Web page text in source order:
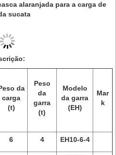
alaranjada para a carga de
sucata
da
carga
(t)
Peso
da
garra
(t)
Modelo
da garra
(EH)
Mar
k
6 4 EH10-6-4